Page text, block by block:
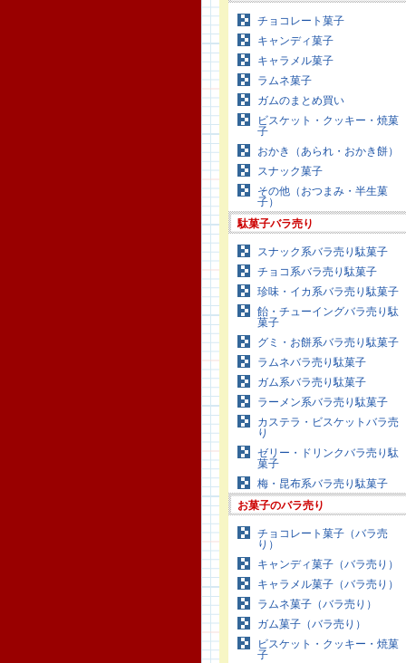
チョコレート菓子
キャンディ菓子
キャラメル菓子
ラムネ菓子
ガムのまとめ買い
ビスケット・クッキー・焼菓
子
おかき（あられ・おかき餅）
スナック菓子
その他（おつまみ・半生菓
子）
駄菓子バラ売り
スナック系バラ売り駄菓子
チョコ系バラ売り駄菓子
珍味・イカ系バラ売り駄菓子
飴・チューイングバラ売り駄
菓子
グミ・お餅系バラ売り駄菓子
ラムネバラ売り駄菓子
ガム系バラ売り駄菓子
ラーメン系バラ売り駄菓子
カステラ・ビスケットバラ売
り
ゼリー・ドリンクバラ売り駄
菓子
梅・昆布系バラ売り駄菓子
お菓子のバラ売り
チョコレート菓子（バラ売
り）
キャンディ菓子（バラ売り）
キャラメル菓子（バラ売り）
ラムネ菓子（バラ売り）
ガム菓子（バラ売り）
ビスケット・クッキー・焼菓
子